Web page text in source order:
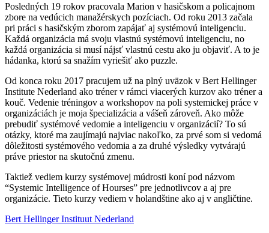
Posledných 19 rokov pracovala Marion v hasičskom a policajnom
zbore na vedúcich manažérskych pozíciach. Od roku 2013 začala
pri práci s hasičským zborom zapájať aj systémovú inteligenciu.
Každá organizácia má svoju vlastnú systémovú inteligenciu, no
každá organizácia si musí nájsť vlastnú cestu ako ju objaviť. A to je
hádanka, ktorú sa snažím vyriešiť ako puzzle.
Od konca roku 2017 pracujem už na plný uväzok v Bert Hellinger
Institute Nederland ako tréner v rámci viacerých kurzov ako tréner a
kouč. Vedenie tréningov a workshopov na poli systemickej práce v
organizáciách je moja špecializácia a vášeň zároveň. Ako môže
prebudiť systémové vedomie a inteligenciu v organizácií? To sú
otázky, ktoré ma zaujímajú najviac nakoľko, za prvé som si vedomá
dôležitosti systémového vedomia a za druhé výsledky vytvárajú
práve priestor na skutočnú zmenu.
Taktiež vediem kurzy systémovej múdrosti koní pod názvom
“Systemic Intelligence of Hourses” pre jednotlivcov a aj pre
organizácie. Tieto kurzy vediem v holandštine ako aj v angličtine.
Bert Hellinger Instituut Nederland